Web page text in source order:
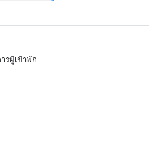
รผู้เข้าพัก